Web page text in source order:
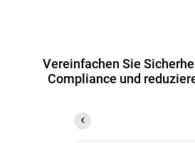
Vereinfachen Sie
Compliance und